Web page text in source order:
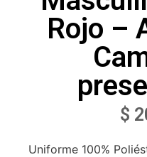
Rojo –
$
Uniforme 100%